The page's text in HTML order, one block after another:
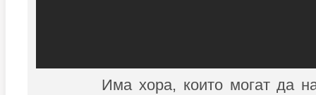
Има хора, които могат да